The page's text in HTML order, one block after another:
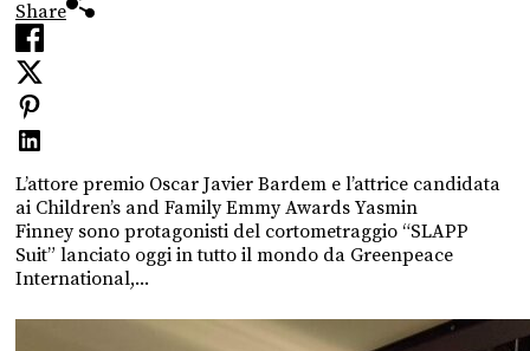
Share
L’attore premio Oscar Javier Bardem e l’attrice candidata
ai Children’s and Family Emmy Awards Yasmin
Finney sono protagonisti del cortometraggio “SLAPP
Suit” lanciato oggi in tutto il mondo da Greenpeace
International,...